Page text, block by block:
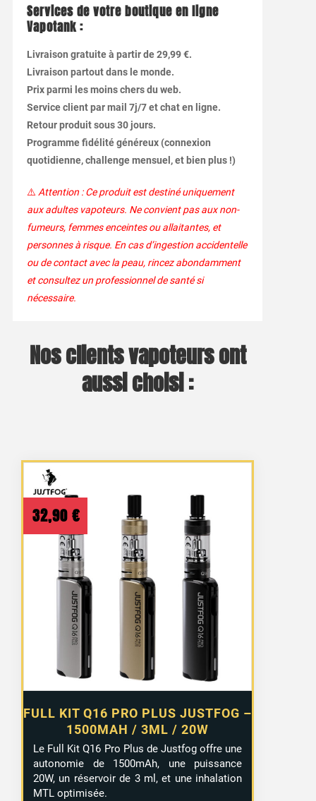
Services de votre boutique en ligne
Vapotank :
Livraison gratuite à partir de 29,99 €.
Livraison partout dans le monde.
Prix parmi les moins chers du web.
Service client par mail 7j/7 et chat en ligne.
Retour produit sous 30 jours.
Programme fidélité généreux (connexion
quotidienne, challenge mensuel, et bien plus !)
⚠️ Attention : Ce produit est destiné uniquement
aux adultes vapoteurs. Ne convient pas aux non-
fumeurs, femmes enceintes ou allaitantes, et
personnes à risque. En cas d’ingestion accidentelle
ou de contact avec la peau, rincez abondamment
et consultez un professionnel de santé si
nécessaire.
Nos clients vapoteurs ont
aussi choisi :
FULL KIT Q16 PRO PLUS JUSTFOG –
1500MAH / 3ML / 20W
32,90 €
Le Full Kit Q16 Pro Plus de Justfog offre une
autonomie de 1500mAh, une puissance
20W, un réservoir de 3 ml, et une inhalation
MTL optimisée.